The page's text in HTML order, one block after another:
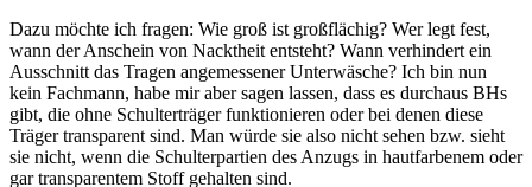
Dazu möchte ich fragen: Wie groß ist großflächig? Wer legt fest,
wann der Anschein von Nacktheit entsteht? Wann verhindert ein
Ausschnitt das Tragen angemessener Unterwäsche? Ich bin nun
kein Fachmann, habe mir aber sagen lassen, dass es durchaus BHs
gibt, die ohne Schulterträger funktionieren oder bei denen diese
Träger transparent sind. Man würde sie also nicht sehen bzw. sieht
sie nicht, wenn die Schulterpartien des Anzugs in hautfarbenem oder
gar transparentem Stoff gehalten sind.